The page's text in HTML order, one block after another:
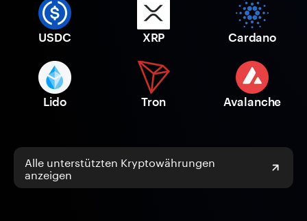
USDC XRP Cardano
Lido Tron Avalanche
Alle unterstützten Kryptowährungen
anzeigen